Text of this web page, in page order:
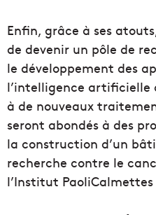
Enfin, grâce à ses
de devenir un pôle de
le développement des
l’intelligence artificielle
à de nouveaux
seront abondés à des
la construction d’un
recherche contre le
l’Institut